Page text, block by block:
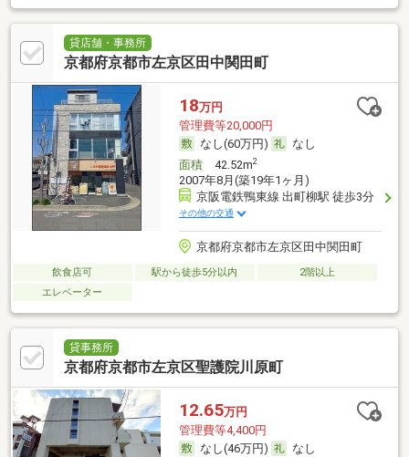
貸店舗・事務所
京都府京都市左京区田中関田町
18万円
管理費等20,000円
なし(60万円)
なし
面積42.52m2
2007年8月(築19年1ヶ月)
京阪電鉄鴨東線 出町柳駅 徒歩3分
その他の交通
京都府京都市左京区田中関田町
飲食店可 駅から徒歩5分以内
2階以上
エレベーター
貸事務所
京都府京都市左京区聖護院川原町
12.65万円
管理費等4,400円
なし(46万円)
なし